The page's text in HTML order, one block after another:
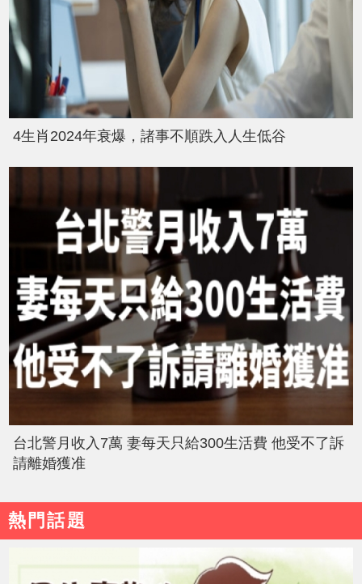
4生肖2024年衰爆，諸事不順跌入人生低谷
台北警月收入7萬 妻每天只給300生活費 他受不了訴
請離婚獲准
熱門話題